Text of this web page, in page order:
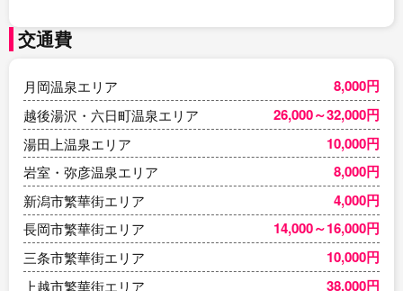
交通費
月岡温泉エリア 8,000円
越後湯沢・六日町温泉エリア 26,000～32,000円
湯田上温泉エリア 10,000円
岩室・弥彦温泉エリア 8,000円
新潟市繁華街エリア 4,000円
長岡市繁華街エリア 14,000～16,000円
三条市繁華街エリア 10,000円
上越市繁華街エリア 38,000円